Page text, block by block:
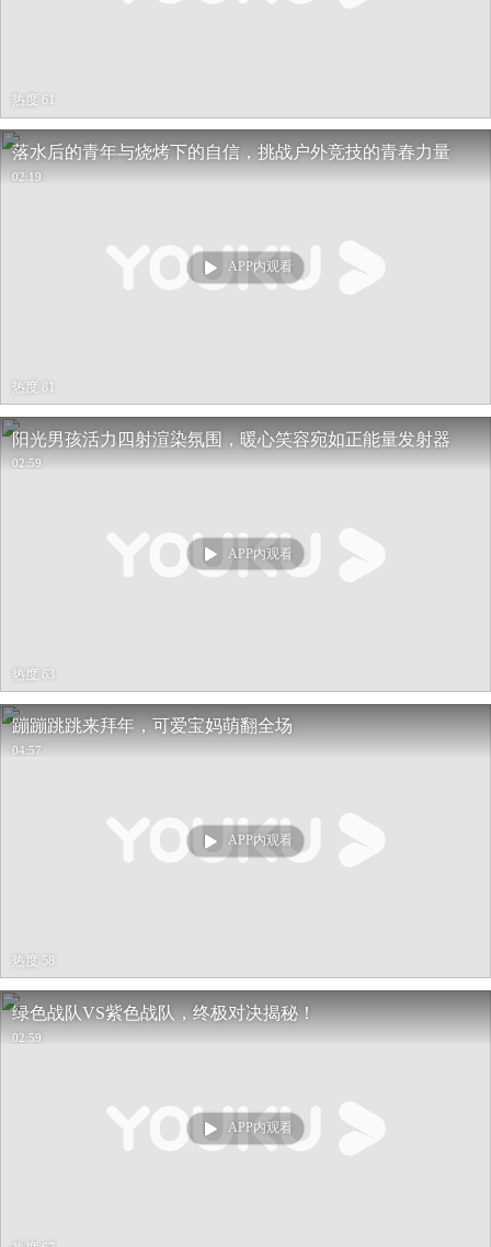
热度 61
落水后的青年与烧烤下的自信，挑战户外竞技的青春力量
02:19
APP内观看
热度 81
阳光男孩活力四射渲染氛围，暖心笑容宛如正能量发射器
02:59
APP内观看
热度 63
蹦蹦跳跳来拜年，可爱宝妈萌翻全场
04:57
APP内观看
热度 58
绿色战队VS紫色战队，终极对决揭秘！
02:59
APP内观看